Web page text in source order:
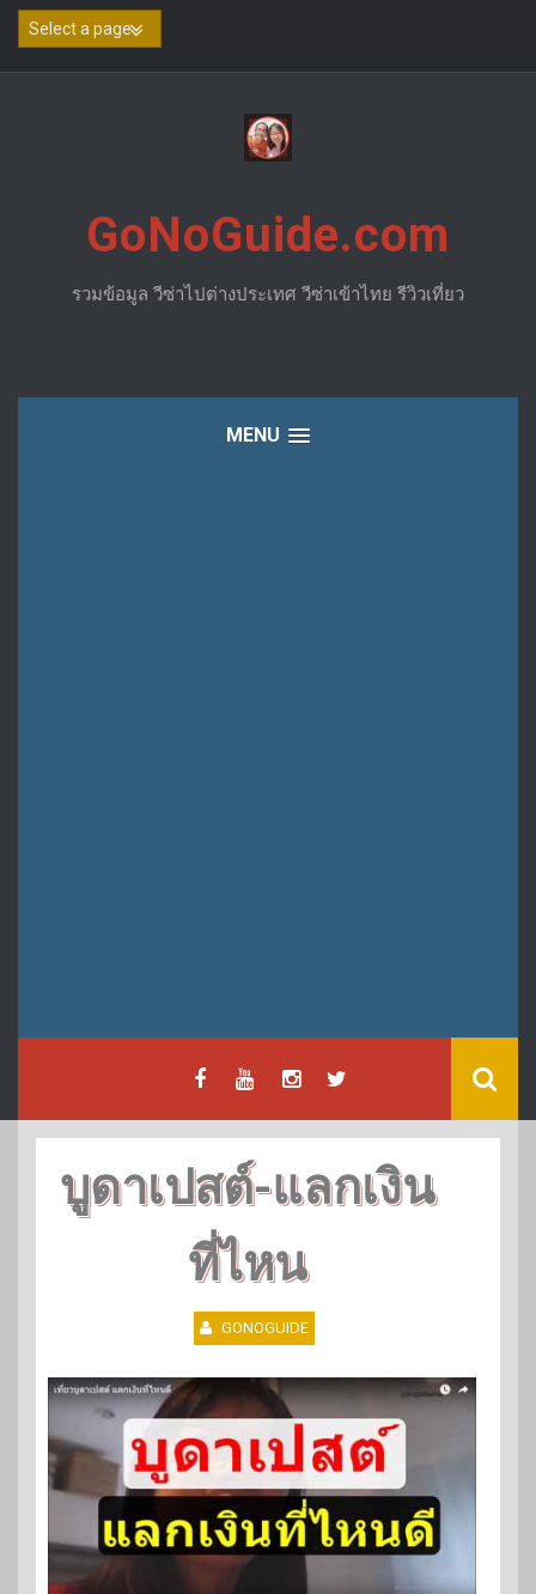
Skip
GoNoGuide.com
รวมข้อมูล วีซ่าไปต่างประเทศ วีซ่าเข้าไทย รีวิวเที่ยว
MENU
บูดาเปสต์-แลกเงิน
ที่ไหน
GONOGUIDE